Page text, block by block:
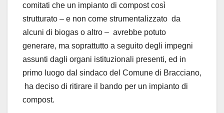
comitati che un impianto di compost così
strutturato – e non come strumentalizzato da
alcuni di biogas o altro – avrebbe potuto
generare, ma soprattutto a seguito degli impegni
assunti dagli organi istituzionali presenti, ed in
primo luogo dal sindaco del Comune di Bracciano,
ha deciso di ritirare il bando per un impianto di
compost.